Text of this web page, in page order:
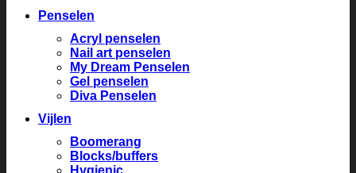
Penselen
Acryl penselen
Nail art penselen
My Dream Penselen
Gel penselen
Diva Penselen
Vijlen
Boomerang
Blocks/buffers
Hygienic